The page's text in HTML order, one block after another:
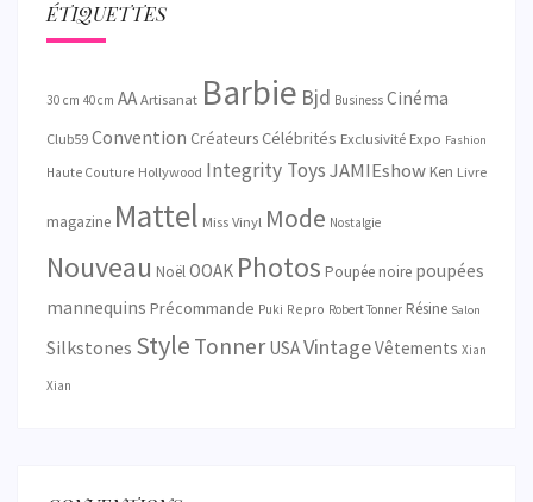
ÉTIQUETTES
30 cm 40 cm AA Artisanat Barbie Bjd Business Cinéma
Club59 Convention CréateursCélébrités Exclusivité Expo Fashion
Haute Couture Hollywood Integrity ToysJAMIEshow Ken Livre
magazine Mattel Miss Vinyl Mode Nostalgie
Nouveau NoëlOOAK Photos Poupée noire poupées
mannequins Précommande Puki Repro Robert Tonner Résine Salon
Silkstones Style Tonner USAVintageVêtements Xian
Xian